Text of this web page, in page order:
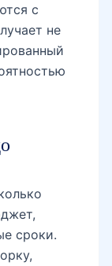
с
не
сроки.